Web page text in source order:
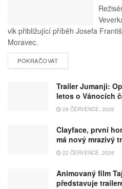
vlk přibližující příběh Josefa
Moravec.
POKRAČOVAT
Trailer Jumanji:
letos o Vánocích
29 ČERVENCE, 2026
Clayface, první
má nový mrazivý
22 ČERVENCE, 2026
Animovaný film
představuje